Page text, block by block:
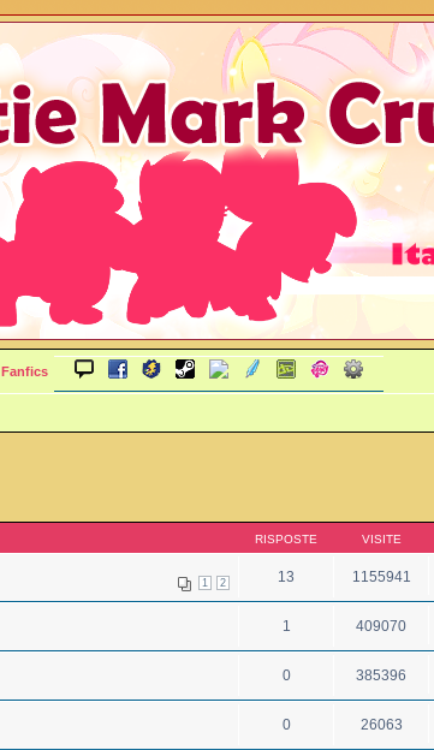
Fanfics
RISPOSTE VISITE
1 2 13 1155941
1 409070
0 385396
0 26063